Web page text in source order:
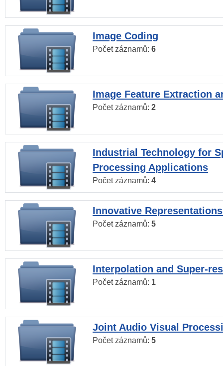
Image Coding
Počet záznamů: 6
Image Feature Extraction
Počet záznamů: 2
Industrial Technology for
Processing Applications
Počet záznamů: 4
Innovative
Počet záznamů: 5
Interpolation and Super-
Počet záznamů: 1
Joint Audio Visual
Počet záznamů: 5